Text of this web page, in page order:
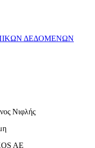
ΔΕΔΟΜΕΝΩΝ
Νιφλής
AE